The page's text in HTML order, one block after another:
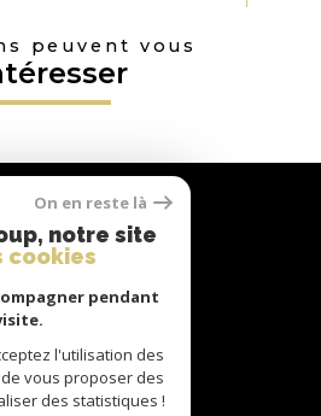
peuvent vous
suivre
Nous
On en reste là
notre site
cookies
pendant
l'utilisation des
vous proposer des
des statistiques !